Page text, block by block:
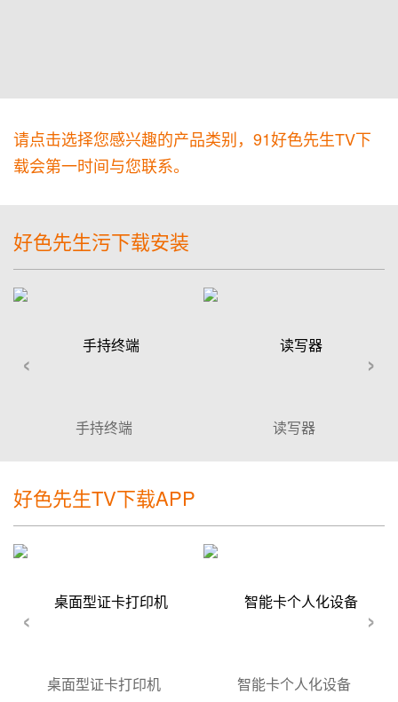
请点击选择您感兴趣的产品类别，91好色先生TV下
载会第一时间与您联系。
好色先生污下载安装
手持终端 读写器
‹ ›
好色先生TV下载APP
桌面型证卡打印机 智能卡个人化设备
‹ ›